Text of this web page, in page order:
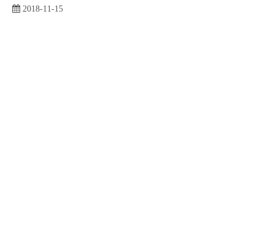
2018-11-15